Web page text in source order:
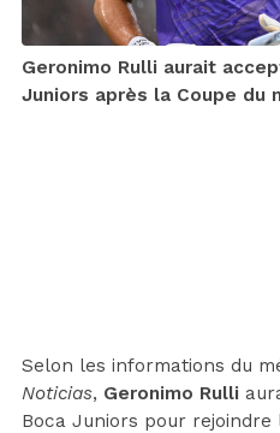
Geronimo Rulli aurait
Juniors après la Coupe du
Selon les informations du
Noticias, Geronimo Rulli
Boca Juniors pour rejoindre